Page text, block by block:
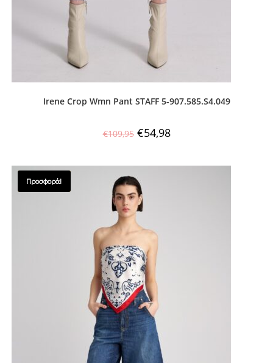
Irene Crop Wmn Pant STAFF 5-907.585.S4.049
€109,95 €54,98
SALES !
Προσφορά!